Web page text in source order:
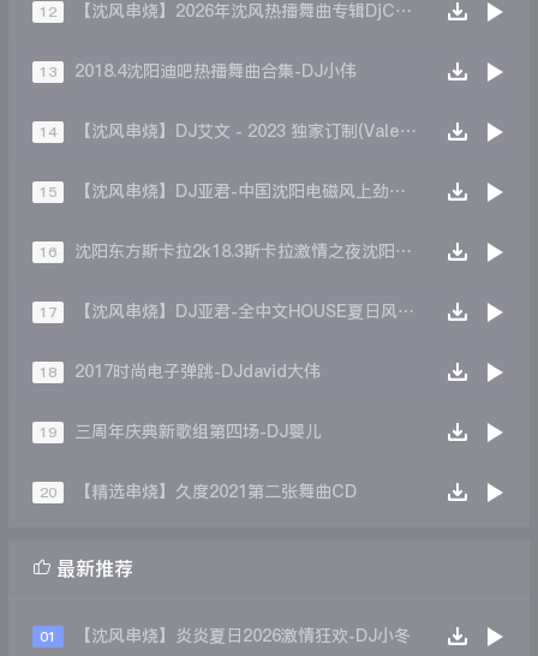
12 【沈风串烧】2026年沈风热播舞曲专辑DjCrouzer
13 2018.4沈阳迪吧热播舞曲合集-DJ小伟
14 【沈风串烧】DJ艾文 - 2023 独家订制(Valentines Day) Mixset Show
15 【沈风串烧】DJ亚君-中国沈阳电磁风上劲风暴ElectronicS音乐慢摇大碟
16 沈阳东方斯卡拉2k18.3斯卡拉激情之夜沈阳DJ大Remix
17 【沈风串烧】DJ亚君-全中文HOUSE夏日风情国潮电音酒吧热播MUSIC串烧大碟
18 2017时尚电子弹跳-DJdavid大伟
19 三周年庆典新歌组第四场-DJ婴儿
20 【精选串烧】久度2021第二张舞曲CD
 最新推荐
01 【沈风串烧】炎炎夏日2026激情狂欢-DJ小冬